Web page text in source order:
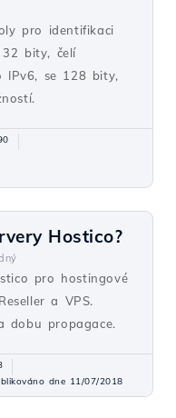
pro identifikaci
bity, čelí
IPv6, se 128 bity,
Hostico?
pro hostingové
a VPS.
dobu propagace.
dne 11/07/2018